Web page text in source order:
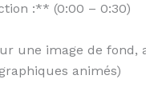
:** (0:00 – 0:30)
une image de fond,
animés)